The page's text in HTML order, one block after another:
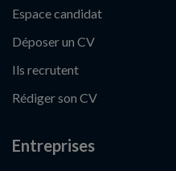
Espace candidat
Déposer un CV
Ils recrutent
Rédiger son CV
Entreprises